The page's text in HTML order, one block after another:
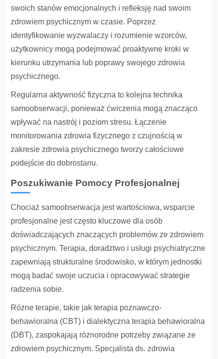
swoich stanów emocjonalnych i refleksję nad swoim
zdrowiem psychicznym w czasie. Poprzez
identyfikowanie wyzwalaczy i rozumienie wzorców,
użytkownicy mogą podejmować proaktywne kroki w
kierunku utrzymania lub poprawy swojego zdrowia
psychicznego.
Regularna aktywność fizyczna to kolejna technika
samoobserwacji, ponieważ ćwiczenia mogą znacząco
wpływać na nastrój i poziom stresu. Łączenie
monitorowania zdrowia fizycznego z czujnością w
zakresie zdrowia psychicznego tworzy całościowe
podejście do dobrostanu.
Poszukiwanie Pomocy Profesjonalnej
Chociaż samoobserwacja jest wartościowa, wsparcie
profesjonalne jest często kluczowe dla osób
doświadczających znaczących problemów ze zdrowiem
psychicznym. Terapia, doradztwo i usługi psychiatryczne
zapewniają strukturalne środowisko, w którym jednostki
mogą badać swoje uczucia i opracowywać strategie
radzenia sobie.
Różne terapie, takie jak terapia poznawczo-
behawioralna (CBT) i dialektyczna terapia behawioralna
(DBT), zaspokajają różnorodne potrzeby związane ze
zdrowiem psychicznym. Specjalista ds. zdrowia